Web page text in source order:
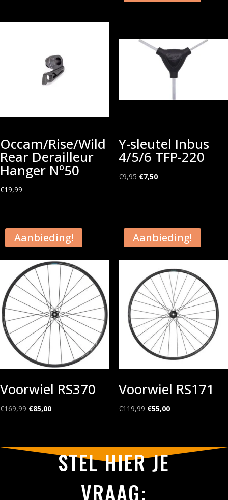
Occam/Rise/Wild
Rear Derailleur
Hanger Nº50
€19,99
Y-sleutel Inbus
4/5/6 TFP-220
€9,95 Oorspronkelijke
€7,50Huidige
Aanbieding!
Voorwiel RS370
€169,99 Oorspronkelijke
€169,99.
€85,00Huidige
€85,00.
Aanbieding!
Voorwiel RS171
€119,99 Oorspronkelijke
€119,99.
€55,00Huidige
€55,00.
STEL HIER JE
VRAAG: